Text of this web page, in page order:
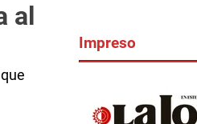
al
Impreso